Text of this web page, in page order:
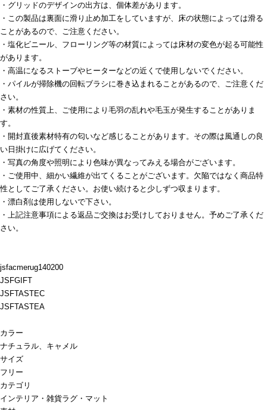
・グリッドのデザインの出方は、個体差があります。
・この製品は裏面に滑り止め加工をしていますが、床の状態によっては滑る
ことがあるので、ご注意ください。
・塩化ビニール、フローリング等の材質によっては床材の変色が起る可能性
があります。
・高温になるストーブやヒーターなどの近くで使用しないでください。
・パイルが掃除機の回転ブラシに巻き込まれることがあるので、ご注意くだ
さい。
・素材の性質上、ご使用により毛羽の乱れや毛玉が発生することがありま
す。
・開封直後素材特有の匂いなど感じることがあります。その際は風通しの良
い日掛けに広げてください。
・写真の角度や照明により色味が異なってみえる場合がございます。
・ご使用中、細かい繊維が出てくることがございます。欠陥ではなく商品特
性としてご了承ください。お使い続けると少しずつ収まります。
・漂白剤は使用しないで下さい。
・上記注意事項による返品ご交換はお受けしておりません。予めご了承くだ
さい。
jsfacmerug140200
JSFGIFT
JSFTASTEC
JSFTASTEA
カラー
ナチュラル、キャメル
サイズ
フリー
カテゴリ
インテリア・雑貨ラグ・マット